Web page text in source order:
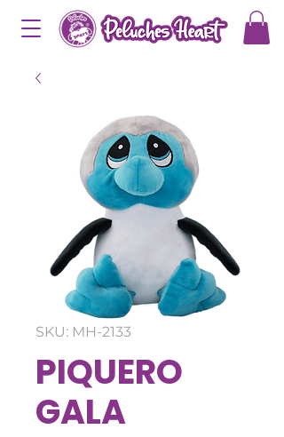
SKU: MH-2133
PIQUERO
GALA